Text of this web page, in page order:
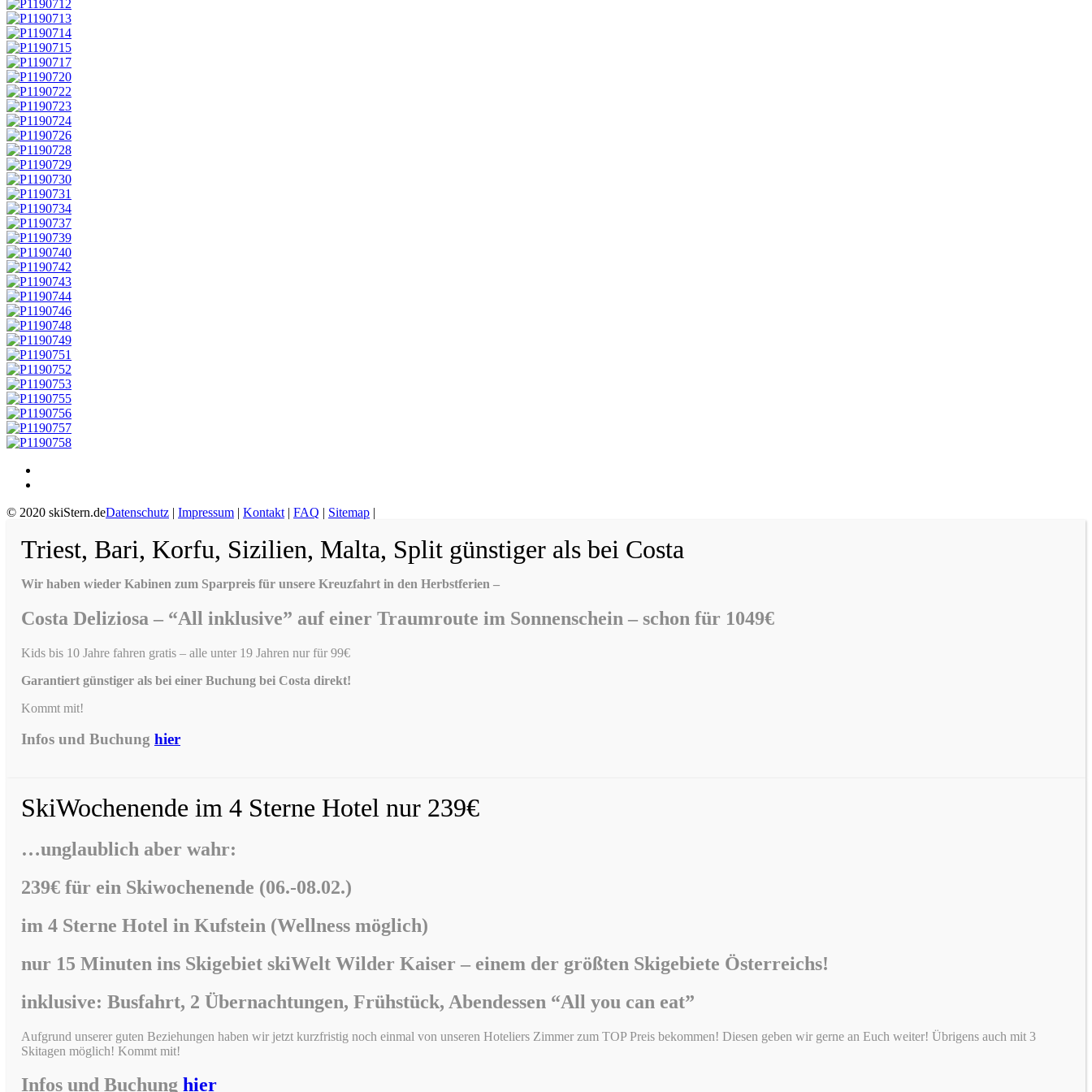
© 2020 skiStern.deDatenschutz | Impressum | Kontakt | FAQ | Sitemap |
Triest, Bari, Korfu, Sizilien, Malta, Split günstiger als bei Costa
Wir haben wieder Kabinen zum Sparpreis für unsere Kreuzfahrt in den Herbstferien –
Costa Deliziosa – “All inklusive” auf einer Traumroute im Sonnenschein – schon für 1049€
Kids bis 10 Jahre fahren gratis – alle unter 19 Jahren nur für 99€
Garantiert günstiger als bei einer Buchung bei Costa direkt!
Kommt mit!
Infos und Buchung hier
SkiWochenende im 4 Sterne Hotel nur 239€
…unglaublich aber wahr:
239€ für ein Skiwochenende (06.-08.02.)
im 4 Sterne Hotel in Kufstein (Wellness möglich)
nur 15 Minuten ins Skigebiet skiWelt Wilder Kaiser – einem der größten Skigebiete Österreichs!
inklusive: Busfahrt, 2 Übernachtungen, Frühstück, Abendessen “All you can eat”
Aufgrund unserer guten Beziehungen haben wir jetzt kurzfristig noch einmal von unseren Hoteliers Zimmer zum TOP Preis bekommen! Diesen geben wir gerne an Euch weiter! Übrigens auch mit 3
Skitagen möglich! Kommt mit!
Infos und Buchung hier